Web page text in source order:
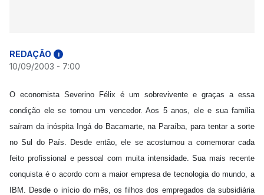
REDAÇÃO i
10/09/2003 - 7:00
O economista Severino Félix é um sobrevivente e graças a essa
condição ele se tornou um vencedor. Aos 5 anos, ele e sua família
saíram da inóspita Ingá do Bacamarte, na Paraíba, para tentar a sorte
no Sul do País. Desde então, ele se acostumou a comemorar cada
feito profissional e pessoal com muita intensidade. Sua mais recente
conquista é o acordo com a maior empresa de tecnologia do mundo, a
IBM. Desde o início do mês, os filhos dos empregados da subsidiária